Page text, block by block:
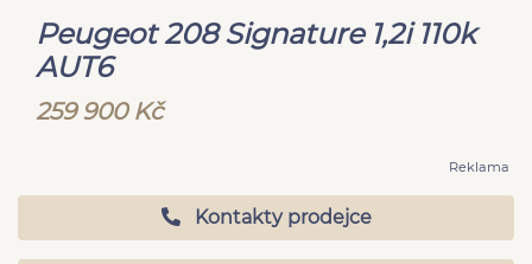
Peugeot 208 Signature 1,2i 110k
AUT6
259 900 Kč
Reklama
Kontakty prodejce